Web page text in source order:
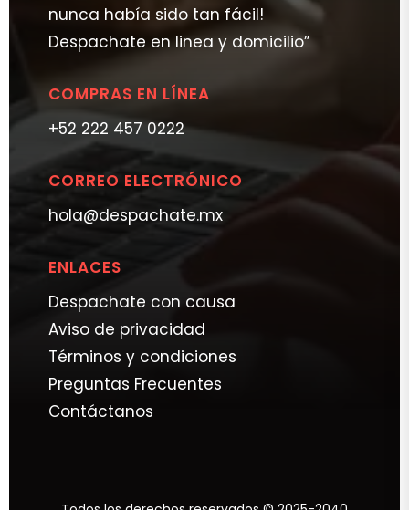
nunca había sido tan fácil!
Despachate en linea y domicilio”
COMPRAS EN LÍNEA
+52 222 457 0222
CORREO ELECTRÓNICO
hola@despachate.mx
ENLACES
Despachate con causa
Aviso de privacidad
Términos y condiciones
Preguntas Frecuentes
Contáctanos